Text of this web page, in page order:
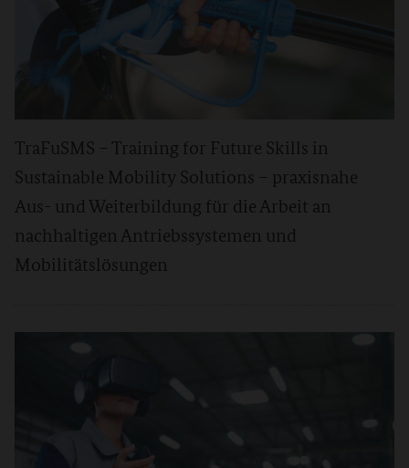
TraFuSMS – Training for Future Skills in
Sustainable Mobility Solutions – praxisnahe
Aus- und Weiterbildung für die Arbeit an
nachhaltigen Antriebssystemen und
Mobilitätslösungen